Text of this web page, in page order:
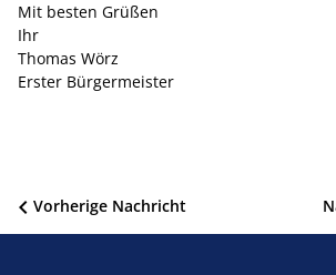
Mit besten Grüßen
Ihr
Thomas Wörz
Erster Bürgermeister
Beitragsnavigation
Vorherige Nachricht